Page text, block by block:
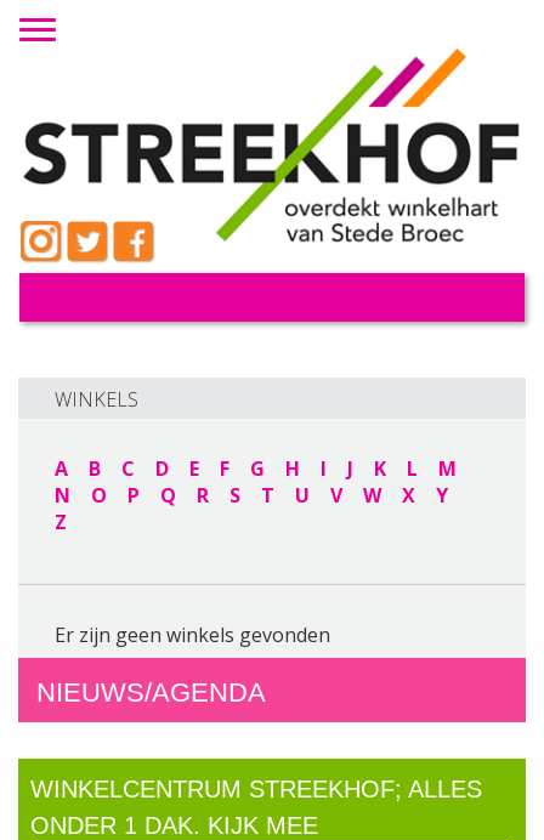
WINKELS
A B C D E F G H I J K L
M
N
O P Q R S T U V W X
Y
Z
Er zijn geen winkels gevonden
NIEUWS/AGENDA
WINKELCENTRUM STREEKHOF; ALLES
ONDER 1 DAK. KIJK MEE